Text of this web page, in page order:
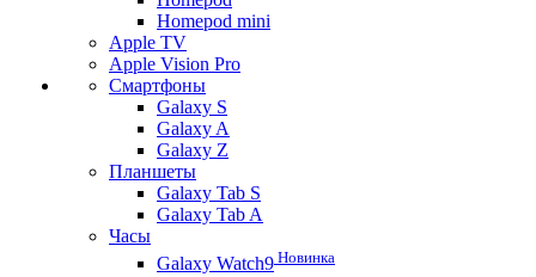
Homepod mini
Apple TV
Apple Vision Pro
Смартфоны
Galaxy S
Galaxy A
Galaxy Z
Планшеты
Galaxy Tab S
Galaxy Tab A
Часы
Galaxy Watch9 Новинка